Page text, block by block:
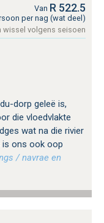
Van R 522.5
per nag (wat deel)
wissel volgens seisoen
dorp geleë is,
die vloedvlakte
wat na die rivier
is ons ook oop
/ navrae en